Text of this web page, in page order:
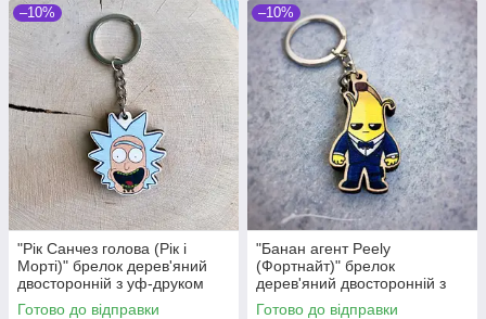
–10%
"Рік Санчез голова (Рік і
Морті)" брелок дерев'яний
двосторонній з уф-друком
Готово до відправки
–10%
"Банан агент Peely
(Фортнайт)" брелок
дерев'яний двосторонній з
уф-друком
Готово до відправки